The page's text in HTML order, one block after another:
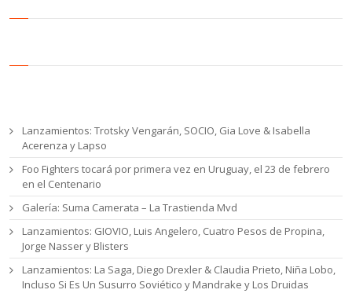
Lanzamientos: Trotsky Vengarán, SOCIO, Gia Love & Isabella
Acerenza y Lapso
Foo Fighters tocará por primera vez en Uruguay, el 23 de febrero
en el Centenario
Galería: Suma Camerata – La Trastienda Mvd
Lanzamientos: GIOVIO, Luis Angelero, Cuatro Pesos de Propina,
Jorge Nasser y Blisters
Lanzamientos: La Saga, Diego Drexler & Claudia Prieto, Niña Lobo,
Incluso Si Es Un Susurro Soviético y Mandrake y Los Druidas